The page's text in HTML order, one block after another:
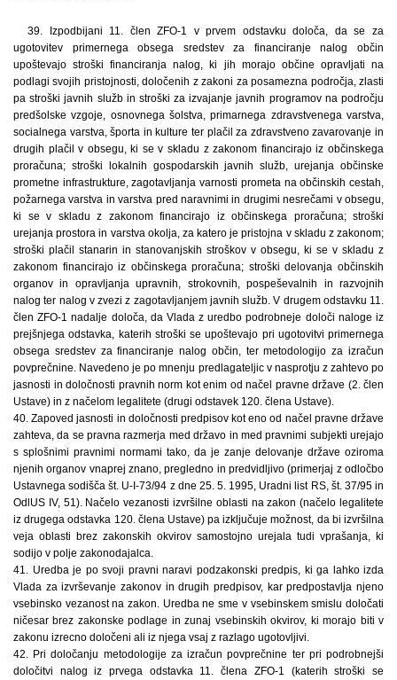
39. Izpodbijani 11. člen ZFO-1 v prvem odstavku določa, da se za
ugotovitev primernega obsega sredstev za financiranje nalog občin
upoštevajo stroški financiranja nalog, ki jih morajo občine opravljati na
podlagi svojih pristojnosti, določenih z zakoni za posamezna področja, zlasti
pa stroški javnih služb in stroški za izvajanje javnih programov na področju
predšolske vzgoje, osnovnega šolstva, primarnega zdravstvenega varstva,
socialnega varstva, športa in kulture ter plačil za zdravstveno zavarovanje in
drugih plačil v obsegu, ki se v skladu z zakonom financirajo iz občinskega
proračuna; stroški lokalnih gospodarskih javnih služb, urejanja občinske
prometne infrastrukture, zagotavljanja varnosti prometa na občinskih cestah,
požarnega varstva in varstva pred naravnimi in drugimi nesrečami v obsegu,
ki se v skladu z zakonom financirajo iz občinskega proračuna; stroški
urejanja prostora in varstva okolja, za katero je pristojna v skladu z zakonom;
stroški plačil stanarin in stanovanjskih stroškov v obsegu, ki se v skladu z
zakonom financirajo iz občinskega proračuna; stroški delovanja občinskih
organov in opravljanja upravnih, strokovnih, pospeševalnih in razvojnih
nalog ter nalog v zvezi z zagotavljanjem javnih služb. V drugem odstavku 11.
člen ZFO-1 nadalje določa, da Vlada z uredbo podrobneje določi naloge iz
prejšnjega odstavka, katerih stroški se upoštevajo pri ugotovitvi primernega
obsega sredstev za financiranje nalog občin, ter metodologijo za izračun
povprečnine. Navedeno je po mnenju predlagateljic v nasprotju z zahtevo po
jasnosti in določnosti pravnih norm kot enim od načel pravne države (2. člen
Ustave) in z načelom legalitete (drugi odstavek 120. člena Ustave).
40. Zapoved jasnosti in določnosti predpisov kot eno od načel pravne države
zahteva, da se pravna razmerja med državo in med pravnimi subjekti urejajo
s splošnimi pravnimi normami tako, da je zanje delovanje države oziroma
njenih organov vnaprej znano, pregledno in predvidljivo (primerjaj z odločbo
Ustavnega sodišča št. U-I-73/94 z dne 25. 5. 1995, Uradni list RS, št. 37/95 in
OdlUS IV, 51). Načelo vezanosti izvršilne oblasti na zakon (načelo legalitete
iz drugega odstavka 120. člena Ustave) pa izključuje možnost, da bi izvršilna
veja oblasti brez zakonskih okvirov samostojno urejala tudi vprašanja, ki
sodijo v polje zakonodajalca.
41. Uredba je po svoji pravni naravi podzakonski predpis, ki ga lahko izda
Vlada za izvrševanje zakonov in drugih predpisov, kar predpostavlja njeno
vsebinsko vezanost na zakon. Uredba ne sme v vsebinskem smislu določati
ničesar brez zakonske podlage in zunaj vsebinskih okvirov, ki morajo biti v
zakonu izrecno določeni ali iz njega vsaj z razlago ugotovljivi.
42. Pri določanju metodologije za izračun povprečnine ter pri podrobnejši
določitvi nalog iz prvega odstavka 11. člena ZFO-1 (katerih stroški se